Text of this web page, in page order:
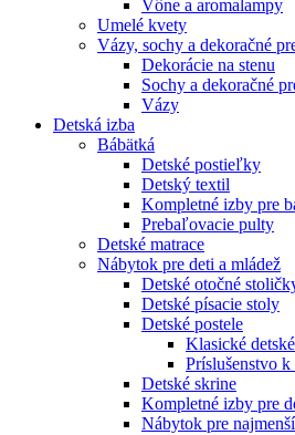
Vône a aromalampy
Umelé kvety
Vázy, sochy a dekoračné
Dekorácie na stenu
Sochy a dekoračné
Vázy
Detská izba
Bábätká
Detské postieľky
Detský textil
Kompletné izby pre
Prebaľovacie pulty
Detské matrace
Nábytok pre deti a mládež
Detské otočné
Detské písacie stoly
Detské postele
Klasické
Príslušenstvo
Detské skrine
Kompletné izby pre
Nábytok pre